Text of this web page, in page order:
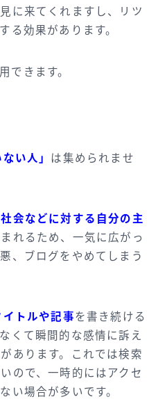
に来てくれますし、リツ
る効果があります。
できます。
い人」 は集められませ
会などに対する自分の主
れるため、一気に広がっ
、ブログをやめてしまう
イトルや記事を書き続ける
くて瞬間的な感情に訴え
あります。これでは検索
ので、一時的にはアクセ
い場合が多いです。